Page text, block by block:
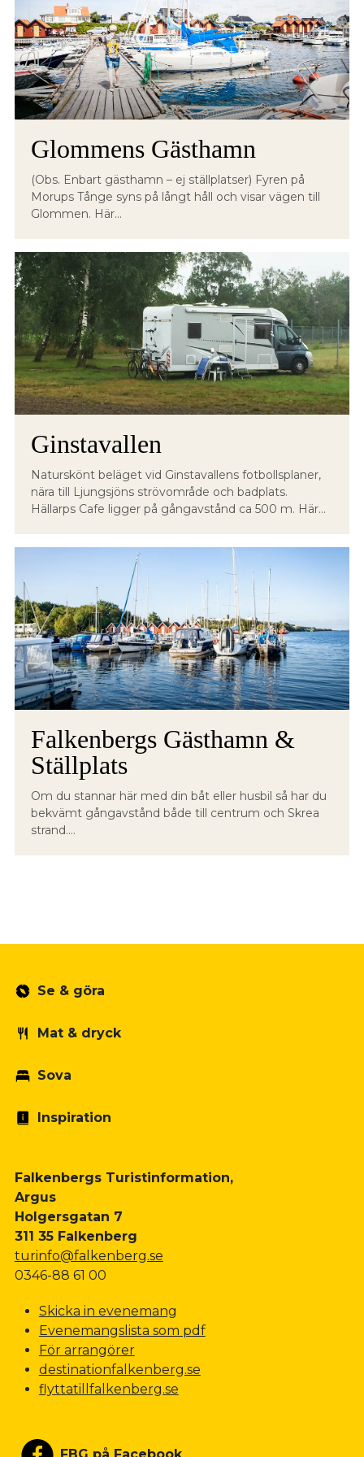
Glommens Gästhamn
(Obs. Enbart gästhamn – ej ställplatser) Fyren på
Morups Tånge syns på långt håll och visar vägen till
Glommen. Här...
Ginstavallen
Naturskönt beläget vid Ginstavallens fotbollsplaner,
nära till Ljungsjöns strövområde och badplats.
Hällarps Cafe ligger på gångavstånd ca 500 m. Här...
Falkenbergs Gästhamn &
Ställplats
Om du stannar här med din båt eller husbil så har du
bekvämt gångavstånd både till centrum och Skrea
strand....
Se & göra
Mat & dryck
Sova
Inspiration
Falkenbergs Turistinformation,
Argus
Holgersgatan 7
311 35 Falkenberg
turinfo@falkenberg.se
0346-88 61 00
Skicka in evenemang
Evenemangslista som pdf
För arrangörer
destinationfalkenberg.se
flyttatillfalkenberg.se